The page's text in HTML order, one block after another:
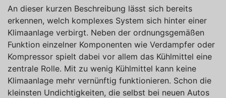
An dieser kurzen Beschreibung lässt sich bereits
erkennen, welch komplexes System sich hinter einer
Klimaanlage verbirgt. Neben der ordnungsgemäßen
Funktion einzelner Komponenten wie Verdampfer oder
Kompressor spielt dabei vor allem das Kühlmittel eine
zentrale Rolle. Mit zu wenig Kühlmittel kann keine
Klimaanlage mehr vernünftig funktionieren. Schon die
kleinsten Undichtigkeiten, die selbst bei neuen Autos